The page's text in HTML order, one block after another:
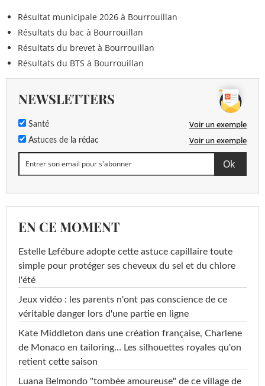
Résultat municipale 2026 à Bourrouillan
Résultats du bac à Bourrouillan
Résultats du brevet à Bourrouillan
Résultats du BTS à Bourrouillan
NEWSLETTERS
Santé Voir un exemple
Astuces de la rédac Voir un exemple
EN CE MOMENT
Estelle Lefébure adopte cette astuce capillaire toute
simple pour protéger ses cheveux du sel et du chlore
l'été
Jeux vidéo : les parents n'ont pas conscience de ce
véritable danger lors d'une partie en ligne
Kate Middleton dans une création française, Charlene
de Monaco en tailoring… Les silhouettes royales qu'on
retient cette saison
Luana Belmondo "tombée amoureuse" de ce village de